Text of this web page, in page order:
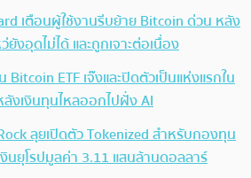
เตือนผู้ใช้งานรีบย้าย Bitcoin ด่วน หลัง
ยังอุดไม่ได้ และถูกเจาะต่อเนื่อง
Bitcoin ETF เจ๊งและปิดตัวเป็นแห่งแรกใน
งเงินทุนไหลออกไปฝั่ง AI
ลุยเปิดตัว Tokenized สำหรับกองทุน
นยุโรปมูลค่า 3.11 แสนล้านดอลลาร์